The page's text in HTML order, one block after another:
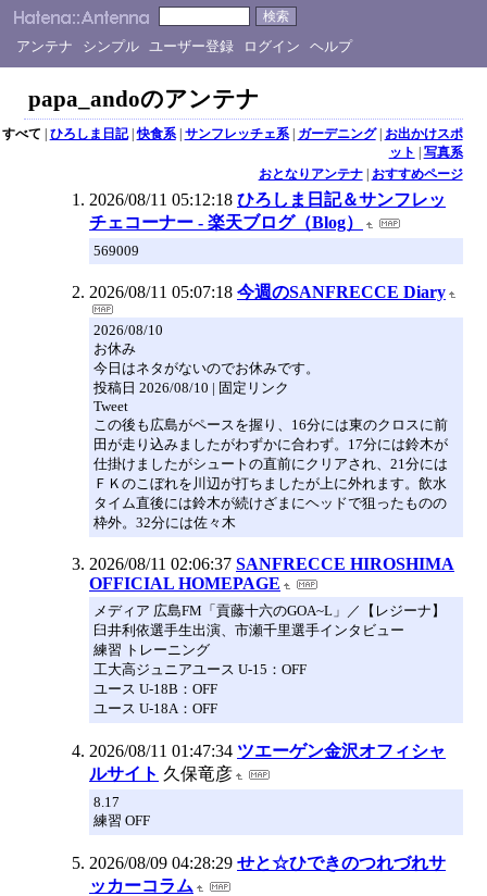
アンテナ シンプル ユーザー登録 ログイン ヘルプ
papa_andoのアンテナ
すべて | ひろしま日記|快食系| サンフレッチェ系| ガーデニング| お出かけスポ
ット | 写真系
おとなりアンテナ| おすすめページ
2026/08/11 05:12:18 ひろしま日記＆サンフレッ
チェコーナー - 楽天ブログ（Blog）
569009
2026/08/11 05:07:18 今週のSANFRECCE Diary
2026/08/10
お休み
今日はネタがないのでお休みです。
投稿日 2026/08/10 | 固定リンク
Tweet
この後も広島がペースを握り、16分には東のクロスに前
田が走り込みましたがわずかに合わず。17分には鈴木が
仕掛けましたがシュートの直前にクリアされ、21分には
ＦＫのこぼれを川辺が打ちましたが上に外れます。飲水
タイム直後には鈴木が続けざまにヘッドで狙ったものの
枠外。32分には佐々木
2026/08/11 02:06:37 SANFRECCE HIROSHIMA
OFFICIAL HOMEPAGE
メディア 広島FM「貢藤十六のGOA~L」／【レジーナ】
臼井利依選手生出演、市瀬千里選手インタビュー
練習 トレーニング
工大高ジュニアユース U-15：OFF
ユース U-18B：OFF
ユース U-18A：OFF
2026/08/11 01:47:34 ツエーゲン金沢オフィシャ
ルサイト 久保竜彦
8.17
練習 OFF
2026/08/09 04:28:29 せと☆ひできのつれづれサ
ッカーコラム